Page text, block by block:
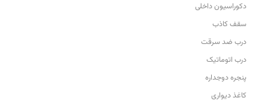
دکوراسیون داخلی
سقف کاذب
درب ضد سرقت
درب اتوماتیک
پنجره دوجداره
کاغذ دیواری